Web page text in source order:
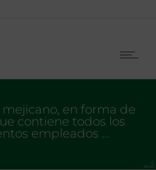
en forma de
contiene todos los
empleados …